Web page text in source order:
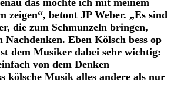
zeigen“, betont JP Weber. „Es sind
die zum Schmunzeln bringen,
Nachdenken. Eben Kölsch bess op
dem Musiker dabei sehr wichtig:
von dem Denken
kölsche Musik alles andere als nur